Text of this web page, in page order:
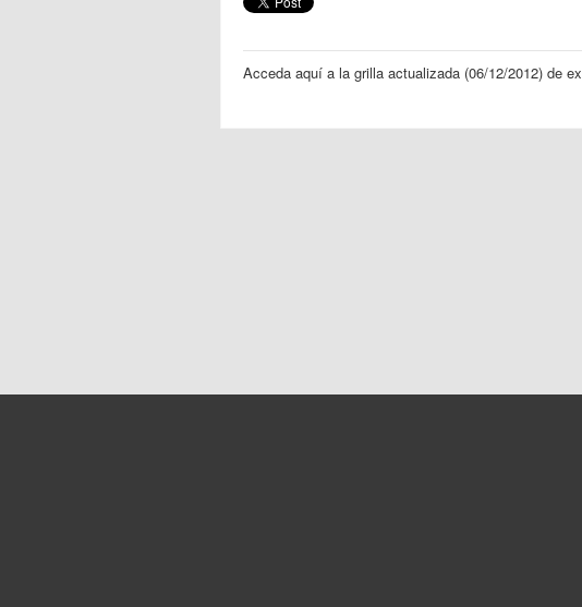
Acceda aquí a la grilla actualizada (06/12/2012) de